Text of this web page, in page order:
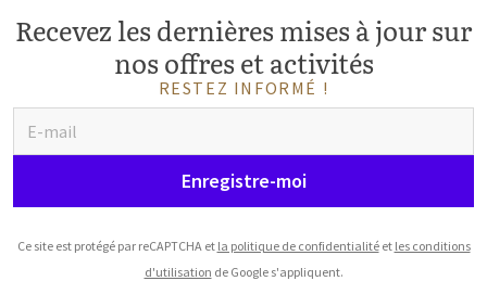
Recevez les dernières mises à jour sur
nos offres et activités
RESTEZ INFORMÉ !
Enregistre-moi
Ce site est protégé par reCAPTCHA et la politique de confidentialitéet les conditions
d'utilisation de Google s'appliquent.